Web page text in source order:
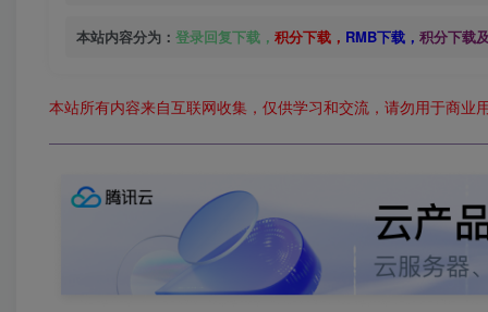
本站内容分为： 登录回复下载， 积分下载， RMB下载， 积分下载
本站所有内容来自互联网收集，仅供学习和交流，请勿用于商